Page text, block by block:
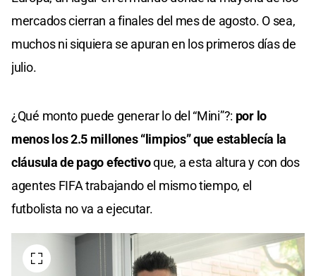
mercados cierran a finales del mes de agosto. O sea,
muchos ni siquiera se apuran en los primeros días de
julio.
¿Qué monto puede generar lo del “Mini”?: por lo
menos los 2.5 millones “limpios” que establecía la
cláusula de pago efectivoque, a esta altura y con dos
agentes FIFA trabajando el mismo tiempo, el
futbolista no va a ejecutar.